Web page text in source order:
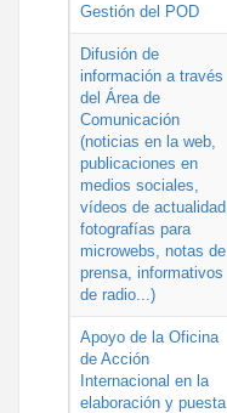
Gestión del POD
Difusión de
información a través
del Área de
Comunicación
(noticias en la web,
publicaciones en
medios sociales,
vídeos de actualidad,
fotografías para
microwebs, notas de
prensa, informativos
de radio...)
Apoyo de la Oficina
de Acción
Internacional en la
elaboración y puesta